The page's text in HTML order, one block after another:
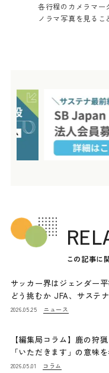
各行程のカメラマー
ノラマ写真を見るこ
この記事に
サッカー界はジェンダー
どう挑むか JFA、サステ
2026.05.25 ニュース
【編集局コラム】鹿の狩猟
「いただきます」の意味
2026.05.01 コラム